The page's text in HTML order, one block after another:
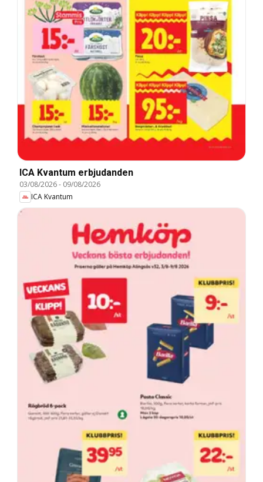
ICA Kvantum erbjudanden
03/08/2026- 09/08/2026
ICA Kvantum